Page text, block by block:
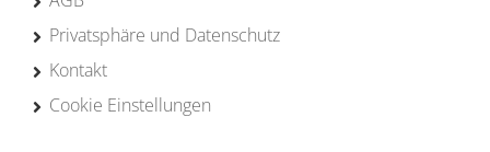
Privatsphäre und Datenschutz
Kontakt
Cookie Einstellungen